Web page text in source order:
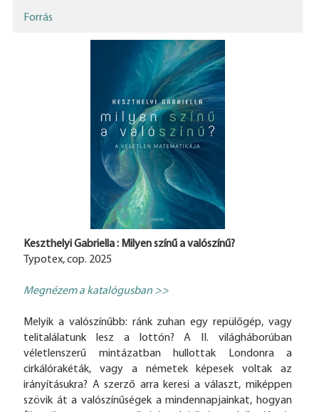
Forrás
Keszthelyi Gabriella : Milyen színű a valószínű?
Typotex, cop. 2025
Megnézem a katalógusban >>
Melyik a valószínűbb: ránk zuhan egy repülőgép, vagy
telitalálatunk lesz a lottón? A II. világháborúban
véletlenszerű mintázatban hullottak Londonra a
cirkálórakéták, vagy a németek képesek voltak az
irányításukra? A szerző arra keresi a választ, miképpen
szövik át a valószínűségek a mindennapjainkat, hogyan